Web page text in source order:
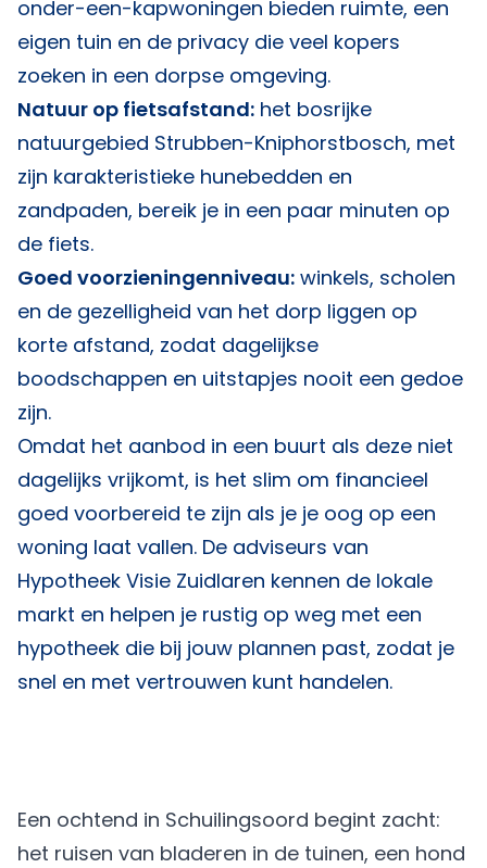
onder-een-kapwoningen bieden ruimte, een
eigen tuin en de privacy die veel kopers
zoeken in een dorpse omgeving.
Natuur op fietsafstand: het bosrijke
natuurgebied Strubben-Kniphorstbosch, met
zijn karakteristieke hunebedden en
zandpaden, bereik je in een paar minuten op
de fiets.
Goed voorzieningenniveau: winkels, scholen
en de gezelligheid van het dorp liggen op
korte afstand, zodat dagelijkse
boodschappen en uitstapjes nooit een gedoe
zijn.
Omdat het aanbod in een buurt als deze niet
dagelijks vrijkomt, is het slim om financieel
goed voorbereid te zijn als je je oog op een
woning laat vallen. De adviseurs van
Hypotheek Visie Zuidlaren kennen de lokale
markt en helpen je rustig op weg met een
hypotheek die bij jouw plannen past, zodat je
snel en met vertrouwen kunt handelen.
Een ochtend in Schuilingsoord begint zacht:
het ruisen van bladeren in de tuinen, een hond